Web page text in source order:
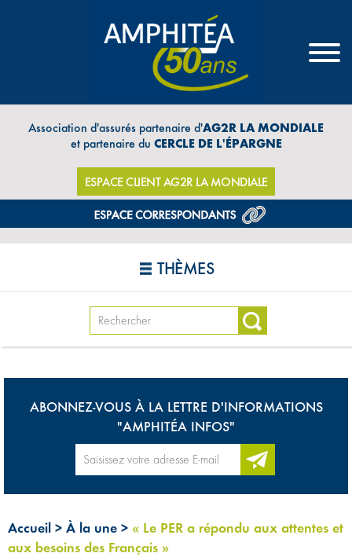
Association d'assurés partenaire d'AG2R LA MONDIALE
et partenaire du CERCLE DE L'ÉPARGNE
ESPACE CLIENT AG2R LA MONDIALE
THÈMES
ABONNEZ-VOUS À LA LETTRE D'INFORMATIONS
"AMPHITÉA INFOS"
Accueil > À la une > « Le PER a répondu aux attentes et
aux besoins des Français »